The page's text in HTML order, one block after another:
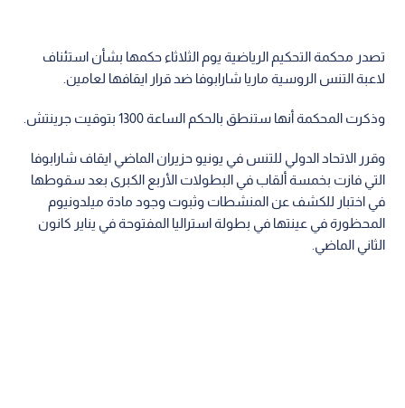
تصدر محكمة التحكيم الرياضية يوم الثلاثاء حكمها بشأن استئناف
لاعبة التنس الروسية ماريا شارابوفا ضد قرار ايقافها لعامين.
وذكرت المحكمة أنها ستنطق بالحكم الساعة 1300 بتوقيت جرينتش.
وقرر الاتحاد الدولي للتنس في يونيو حزيران الماضي ايقاف شارابوفا
التي فازت بخمسة ألقاب في البطولات الأربع الكبرى بعد سقوطها
في اختبار للكشف عن المنشطات وثبوت وجود مادة ميلدونيوم
المحظورة في عينتها في بطولة استراليا المفتوحة في يناير كانون
الثاني الماضي.